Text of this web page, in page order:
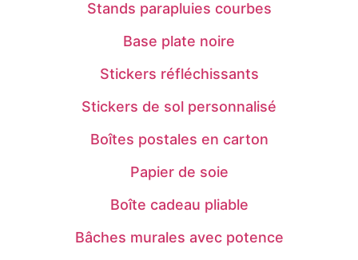
Stands parapluies courbes
Base plate noire
Stickers réfléchissants
Stickers de sol personnalisé
Boîtes postales en carton
Papier de soie
Boîte cadeau pliable
Bâches murales avec potence